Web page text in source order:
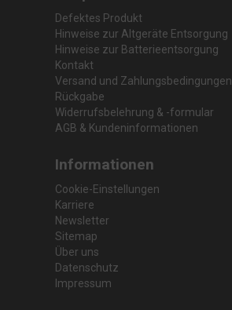
Defektes Produkt
Hinweise zur Altgeräte Entsorgung
Hinweise zur Batterieentsorgung
Kontakt
Versand und Zahlungsbedingungen
Rückgabe
Widerrufsbelehrung & -formular
AGB & Kundeninformationen
Informationen
Cookie-Einstellungen
Karriere
Newsletter
Sitemap
Über uns
Datenschutz
Impressum